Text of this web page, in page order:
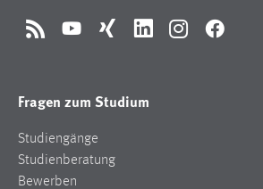
RSS YouTubeXing LinkedInInstagramFacebook
Fragen zum Studium
Studiengänge
Studienberatung
Bewerben